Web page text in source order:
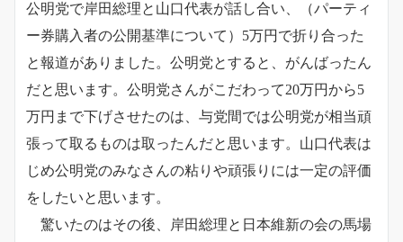
公明党で岸田総理と山口代表が話し合い、（パーティ
ー券購入者の公開基準について）5万円で折り合った
と報道がありました。公明党とすると、がんばったん
だと思います。公明党さんがこだわって20万円から5
万円まで下げさせたのは、与党間では公明党が相当頑
張って取るものは取ったんだと思います。山口代表は
じめ公明党のみなさんの粘りや頑張りには一定の評価
をしたいと思います。
驚いたのはその後、岸田総理と日本維新の会の馬場